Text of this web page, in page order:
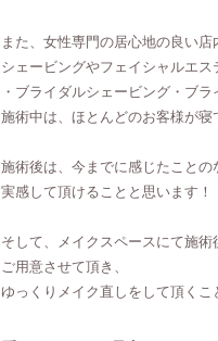
また、女性専門の居心地の良い店
シェービングやフェイシャルエス
・ブライダルシェービング・ブ
施術中は、ほとんどのお客様が寝
施術後は、今までに感じたことの
実感して頂けることと思います！
そして、メイクスペースにて施術
ご用意させて頂き、
ゆっくりメイク直しをして頂くこ